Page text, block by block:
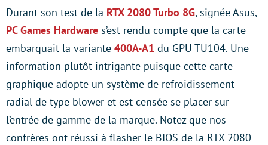
Durant son test de la RTX 2080 Turbo 8G, signée Asus,
PC Games Hardware s’est rendu compte que la carte
embarquait la variante 400A-A1 du GPU TU104. Une
information plutôt intrigante puisque cette carte
graphique adopte un système de refroidissement
radial de type blower et est censée se placer sur
l’entrée de gamme de la marque. Notez que nos
confrères ont réussi à flasher le BIOS de la RTX 2080